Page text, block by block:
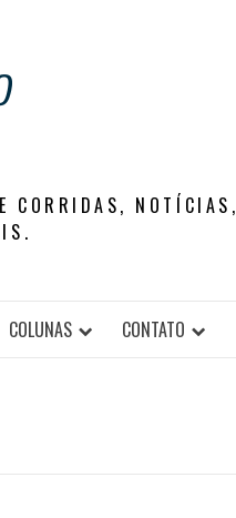
CORRIDAS, NOTÍCIAS,
COLUNAS CONTATO